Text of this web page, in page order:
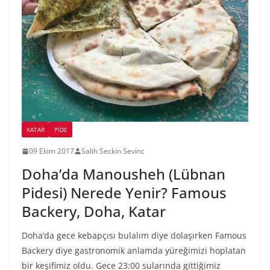
KATAR PIDE
09 Ekim 2017 Salih Seckin Sevinc
Doha’da Manousheh (Lübnan
Pidesi) Nerede Yenir? Famous
Backery, Doha, Katar
Doha’da gece kebapçısı bulalım diye dolaşırken Famous
Backery diye gastronomik anlamda yüreğimizi hoplatan
bir keşifimiz oldu. Gece 23:00 sularında gittiğimiz